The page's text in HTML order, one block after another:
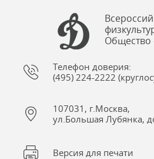
Телефон доверия:
(495) 224-2222
107031, г.Москва,
ул.Большая Лубянка,
Версия для печати